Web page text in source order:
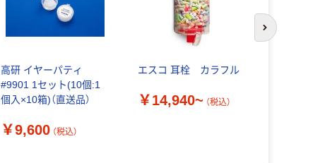
高研 イヤーパティ
#9901 1セット(10個:1
個入×10箱)（直送品）
￥9,600 （税込）
エスコ 耳栓 カラフル
￥14,940~ （税込）
次のスライド